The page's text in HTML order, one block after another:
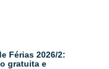
Férias 2026/2:
gratuita e